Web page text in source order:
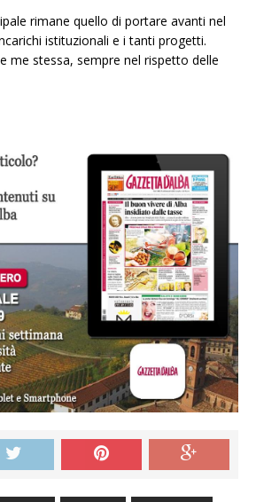
rimane quello di portare avanti nel
istituzionali e i tanti progetti.
me stessa, sempre nel rispetto delle